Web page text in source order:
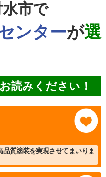
市で
ンターが選
読みください！
質塗装を実現させてまいりま